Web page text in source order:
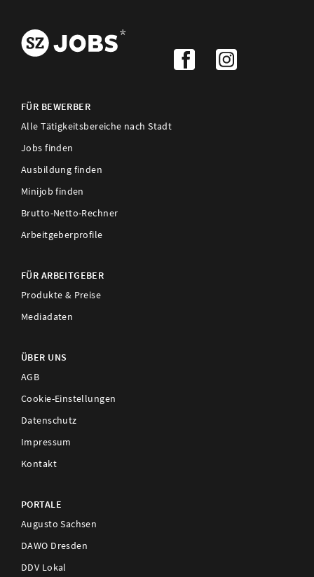
FÜR BEWERBER
Alle Tätigkeitsbereiche nach Stadt
Jobs finden
Ausbildung finden
Minijob finden
Brutto-Netto-Rechner
Arbeitgeberprofile
FÜR ARBEITGEBER
Produkte & Preise
Mediadaten
ÜBER UNS
AGB
Cookie-Einstellungen
Datenschutz
Impressum
Kontakt
PORTALE
Augusto Sachsen
DAWO Dresden
DDV Lokal